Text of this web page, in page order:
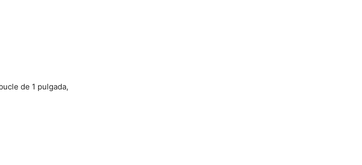
de 1 pulgada,